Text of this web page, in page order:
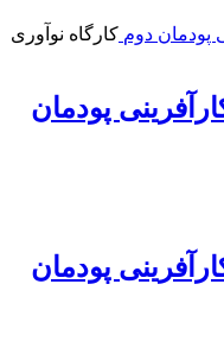
کارگاه نوآوری
پودمان
پودمان